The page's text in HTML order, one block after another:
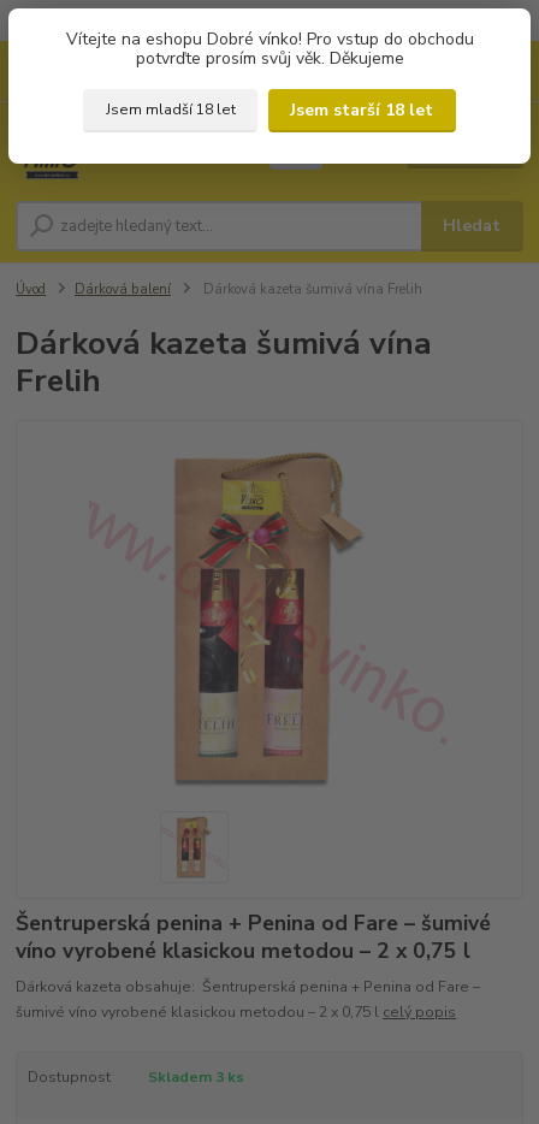
Vítejte na eshopu Dobré vínko! Pro vstup do obchodu
potvrďte prosím svůj věk. Děkujeme
Jsem mladší 18 let
Jsem starší 18 let
Hledat
Úvod Dárková balení Dárková kazeta šumivá vína Frelih
Dárková kazeta šumivá vína
Frelih
Šentruperská penina + Penina od Fare – šumivé
víno vyrobené klasickou metodou – 2 x 0,75 l
Dárková kazeta obsahuje: Šentruperská penina + Penina od Fare –
šumivé víno vyrobené klasickou metodou – 2 x 0,75 l celý popis
Dostupnost Skladem 3 ks